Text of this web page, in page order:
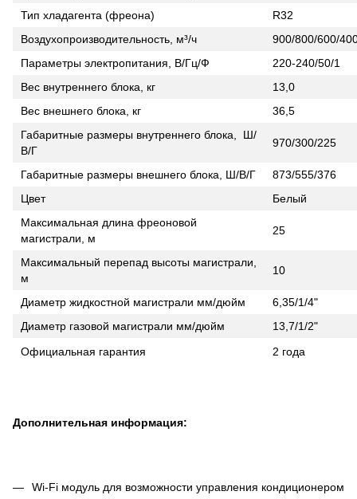
Тип хладагента (фреона)
R32
Воздухопроизводительность, м³/ч
900/800/600/
Параметры электропитания, В/Гц/Ф
220-240/50/1
Вес внутреннего блока, кг
13,0
Вес внешнего блока, кг
36,5
Габаритные размеры внутреннего блока, Ш/
В/Г
970/300/225
Габаритные размеры внешнего блока, Ш/В/Г
873/555/376
Цвет
Белый
Максимальная длина фреоновой
магистрали, м
25
Максимальный перепад высоты магистрали,
м
10
Диаметр жидкостной магистрали мм/дюйм
6,35/1/4"
Диаметр газовой магистрали мм/дюйм
13,7/1/2"
Официальная гарантия
2 года
Дополнительная информация:
Wi-Fi модуль для возможности управления кондиционером